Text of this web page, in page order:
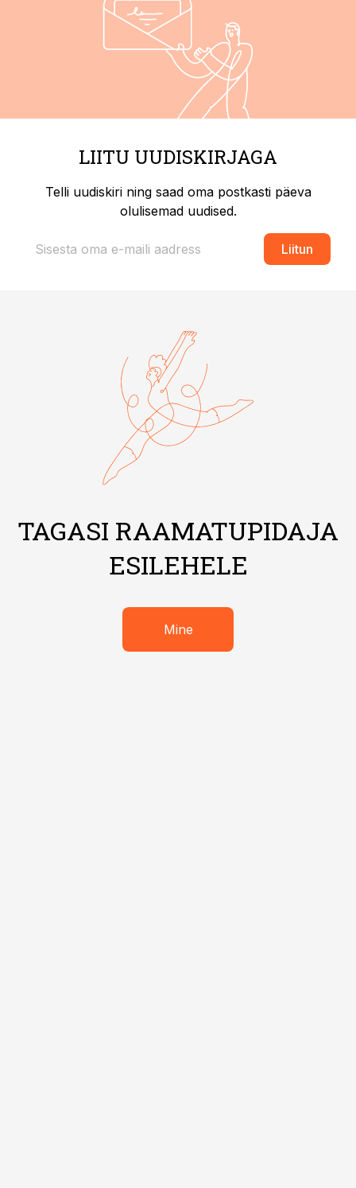
LIITU UUDISKIRJAGA
Telli uudiskiri ning saad oma postkasti päeva
olulisemad uudised.
Liitun
TAGASI RAAMATUPIDAJA
ESILEHELE
Mine